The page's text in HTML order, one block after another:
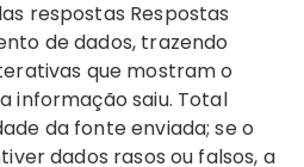
respostas Respostas
de dados, trazendo
que mostram o
informação saiu. Total
da fonte enviada; se o
dados rasos ou falsos, a